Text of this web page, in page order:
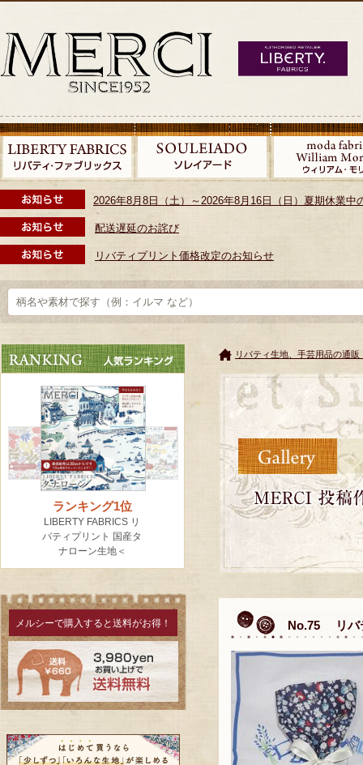
2026年8月8日（土）～2026年8月16日（日）夏期休業中
配送遅延のお詫び
リバティプリント価格改定のお知らせ
メルシーで購入すると送料がお得！
リバティ生地、手芸用品の通
No.75 リバ